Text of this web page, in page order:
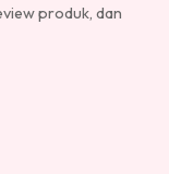
produk, dan